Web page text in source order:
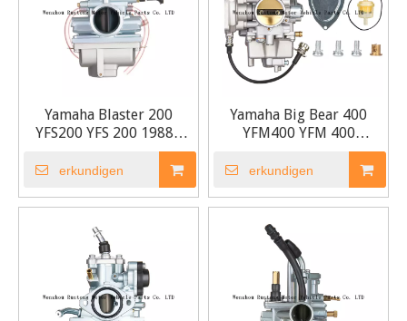
Yamaha Blaster 200
YFS200 YFS 200 1988–
erkundigen
Yamaha Big Bear 400
YFM400 YFM 400
YFM400S 2WD 4WD
Vergaser
erkundigen